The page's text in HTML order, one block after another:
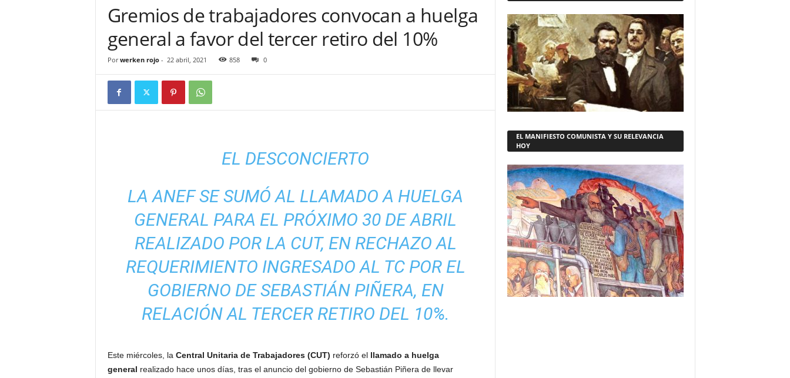
Gremios de trabajadores convocan a huelga
general a favor del tercer retiro del 10%
Por werken rojo- 22 abril, 2021 858 0
EL DESCONCIERTO
LA ANEF SE SUMÓ AL LLAMADO A HUELGA
GENERAL PARA EL PRÓXIMO 30 DE ABRIL
REALIZADO POR LA CUT, EN RECHAZO AL
REQUERIMIENTO INGRESADO AL TC POR EL
GOBIERNO DE SEBASTIÁN PIÑERA, EN
RELACIÓN AL TERCER RETIRO DEL 10%.
Este miércoles, la Central Unitaria de Trabajadores (CUT) reforzó el llamado a huelga
general realizado hace unos días, tras el anuncio del gobierno de Sebastián Piñera de llevar
EL MANIFIESTO COMUNISTA Y SU RELEVANCIA
HOY